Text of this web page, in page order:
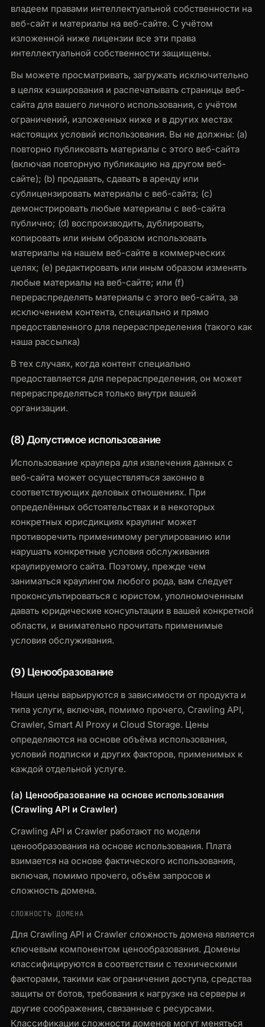
владеем правами интеллектуальной собственности на
веб-сайт и материалы на веб-сайте. С учётом
изложенной ниже лицензии все эти права
интеллектуальной собственности защищены.
Вы можете просматривать, загружать исключительно
в целях кэширования и распечатывать страницы веб-
сайта для вашего личного использования, с учётом
ограничений, изложенных ниже и в других местах
настоящих условий использования. Вы не должны: (a)
повторно публиковать материалы с этого веб-сайта
(включая повторную публикацию на другом веб-
сайте); (b) продавать, сдавать в аренду или
сублицензировать материалы с веб-сайта; (c)
демонстрировать любые материалы с веб-сайта
публично; (d) воспроизводить, дублировать,
копировать или иным образом использовать
материалы на нашем веб-сайте в коммерческих
целях; (e) редактировать или иным образом изменять
любые материалы на веб-сайте; или (f)
перераспределять материалы с этого веб-сайта, за
исключением контента, специально и прямо
предоставленного для перераспределения (такого как
наша рассылка)
В тех случаях, когда контент специально
предоставляется для перераспределения, он может
перераспределяться только внутри вашей
организации.
(8) Допустимое использование
Использование краулера для извлечения данных с
веб-сайта может осуществляться законно в
соответствующих деловых отношениях. При
определённых обстоятельствах и в некоторых
конкретных юрисдикциях краулинг может
противоречить применимому регулированию или
нарушать конкретные условия обслуживания
краулируемого сайта. Поэтому, прежде чем
заниматься краулингом любого рода, вам следует
проконсультироваться с юристом, уполномоченным
давать юридические консультации в вашей конкретной
области, и внимательно прочитать применимые
условия обслуживания.
(9) Ценообразование
Наши цены варьируются в зависимости от продукта и
типа услуги, включая, помимо прочего, Crawling API,
Crawler, Smart AI Proxy и Cloud Storage. Цены
определяются на основе объёма использования,
условий подписки и других факторов, применимых к
каждой отдельной услуге.
(a) Ценообразование на основе использования
(Crawling API и Crawler)
Crawling API и Crawler работают по модели
ценообразования на основе использования. Плата
взимается на основе фактического использования,
включая, помимо прочего, объём запросов и
сложность домена.
СЛОЖНОСТЬ ДОМЕНА
Для Crawling API и Crawler сложность домена является
ключевым компонентом ценообразования. Домены
классифицируются в соответствии с техническими
факторами, такими как ограничения доступа, средства
защиты от ботов, требования к нагрузке на серверы и
другие соображения, связанные с ресурсами.
Классификации сложности доменов могут меняться